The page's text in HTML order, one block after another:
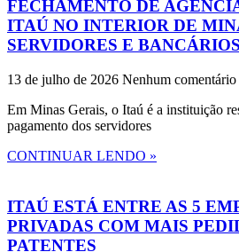
FECHAMENTO DE
ITAÚ NO INTERIOR DE
SERVIDORES E BANCÁRIOS
13 de julho de 2026 Nenhum comentário
Em Minas Gerais, o Itaú é a instituição
pagamento dos servidores
CONTINUAR LENDO »
ITAÚ ESTÁ ENTRE AS 5
PRIVADAS COM MAIS
PATENTES